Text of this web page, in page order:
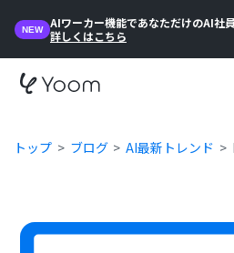
NEW
AIワーカー機能であなただけのAI社
詳しくはこちら
トップ ブログ AI最新トレンド